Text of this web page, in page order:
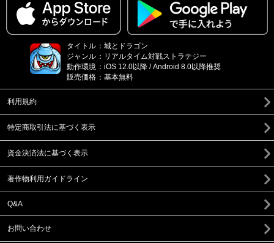
タイトル ： 城とドラゴン
ジャンル ： リアルタイム対戦ストラテジー
動作環境 ： iOS 12.0以降 / Android 8.0以降推奨
販売価格 ： 基本無料
利用規約
特定商取引法に基づく表示
資金決済法に基づく表示
著作物利用ガイドライン
Q&A
お問い合わせ